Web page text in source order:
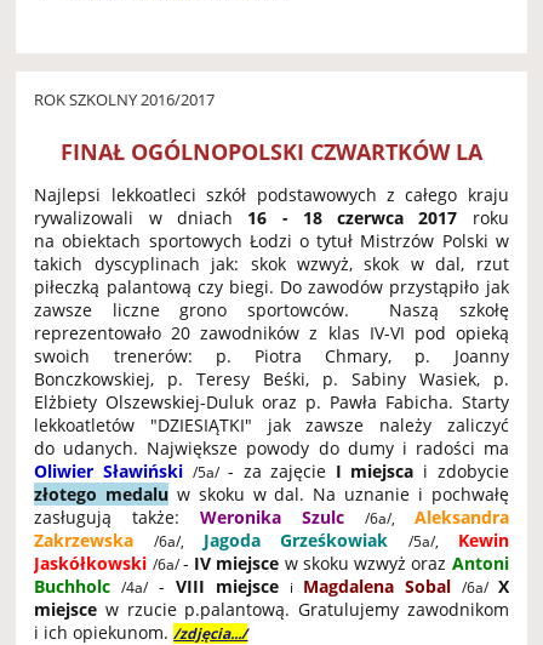
ROK SZKOLNY 2016/2017
FINAŁ OGÓLNOPOLSKI CZWARTKÓW LA
Najlepsi lekkoatleci szkół podstawowych z całego kraju
rywalizowali w dniach 16 - 18 czerwca 2017 roku
na obiektach sportowych Łodzi o tytuł Mistrzów Polski w
takich dyscyplinach jak: skok wzwyż, skok w dal, rzut
piłeczką palantową czy biegi. Do zawodów przystąpiło jak
zawsze liczne grono sportowców. Naszą szkołę
reprezentowało 20 zawodników z klas IV-VI pod opieką
swoich trenerów: p. Piotra Chmary, p. Joanny
Bonczkowskiej, p. Teresy Beśki, p. Sabiny Wasiek, p.
Elżbiety Olszewskiej-Duluk oraz p. Pawła Fabicha. Starty
lekkoatletów "DZIESIĄTKI" jak zawsze należy zaliczyć
do udanych. Największe powody do dumy i radości ma
Oliwier Sławiński /5a/- za zajęcie I miejsca i zdobycie
złotego medalu w skoku w dal. Na uznanie i pochwałę
zasługują także:Weronika Szulc /6a/, Aleksandra
Zakrzewska
/6a/, Jagoda Grześkowiak /5a/, Kewin
Jaskółkowski /6a/- IV miejsce w skoku wzwyż oraz Antoni
Buchholc/4a/-VIII miejsce i Magdalena Sobal /6a/ X
miejsce w rzucie p.palantową. Gratulujemy zawodnikom
i ich opiekunom. /zdjęcia.../